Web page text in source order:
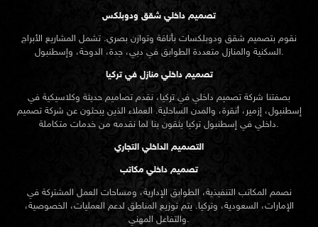
تصميم داخلي شقق ودوبلكس
نقوم بتصميم شقق ودوبلكسات بأناقة وتوازن بصري. تشمل المشاريع الأبراج
السكنية والمنازل متعددة الطوابق في دبي، جدة، الدوحة، وإسطنبول.
تصميم داخلي منازل في تركيا
بصفتنا شركة تصميم داخلي في تركيا، نقدم تصاميم حديثة وكلاسيكية في
إسطنبول، إزمير، أنقرة، والمدن الساحلية. العملاء الذين يبحثون عن شركة تصميم
داخلي في إسطنبولتركيا يثقون بنا لما نقدمه من خدمات متكاملة.
التصميم الداخلي التجاري
تصميم داخلي مكاتب
نصمم المكاتب التنفيذية، الطوابق الإدارية، ومساحات العمل المشتركة في
الإمارات، السعودية، وتركيا. يتم توزيع المناطق لدعم العمليات، الخصوصية،
والتفاعل المهني.